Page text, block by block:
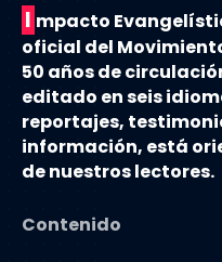
I mpacto
oficial del
50 años de
editado en seis
reportajes,
información, está
de nuestros lectores.
Contenido